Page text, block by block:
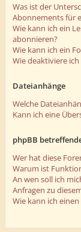
Was ist der
Abonnements für
Wie kann ich ein
abonnieren?
Wie kann ich ein
Wie deaktiviere
Dateianhänge
Welche
Kann ich eine
phpBB
Wer hat diese
Warum ist
An wen soll ich
Anfragen zu
Wie kann ich